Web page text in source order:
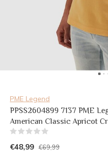
PME Legend
PPSS2604899 7137 PME
American Classic Apricot
€48,99 €69,99